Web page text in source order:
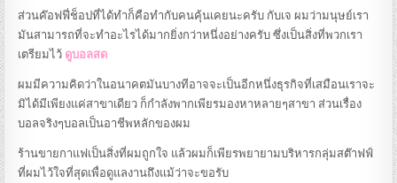
ส่วนค๊อฟฟี่ช็อปที่ได้ทำก็คือทำกับคนคุ้นเคยนะครับ กับเจ ผมว่ามนุษย์เรา
มันสามารถที่จะทำอะไรได้มากยิ่งกว่าหนึ่งอย่างครับ ซึ่งเป็นสิ่งที่พวกเรา
เตรียมไว้ ดูบอลสด
ผมมีความคิดว่าในอนาคตมันบางทีอาจจะเป็นอีกหนึ่งธุรกิจที่เสมือนเราจะ
มิได้มีเพียงแค่สาขาเดียว ก็กำลังพากเพียรมองหาหลายๆสาขา ส่วนเรื่อง
บอลจริงๆบอลเป็นอาชีพหลักของผม
ร้านขายกาแฟเป็นสิ่งที่ผมถูกใจ แล้วผมก็เพียรพยายามบริหารกลุ่มสต๊าฟฟ์
ที่ผมไว้ใจที่สุดเพื่อดูแลงานถึงแม้ว่าจะขอรับ